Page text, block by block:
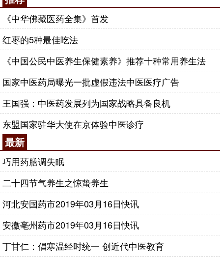
《中华佛藏医药全集》首发
红枣的5种最佳吃法
《中国公民中医养生保健素养》推荐十种常用养生法
国家中医药局曝光一批虚假违法中医医疗广告
王国强：中医药发展列为国家战略具备良机
东盟国家驻华大使在京体验中医诊疗
最新
巧用药膳调失眠
二十四节气养生之惊蛰养生
河北安国药市2019年03月16日快讯
安徽亳州药市2019年03月16日快讯
丁甘仁：倡寒温经时统一 创近代中医教育